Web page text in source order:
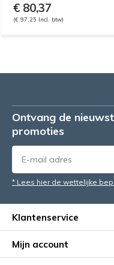
€ 80,37
(€ 97,25 Incl. btw)
Ontvang de
promoties
* Lees hier de wettelijke
Klantenservice
Mijn account